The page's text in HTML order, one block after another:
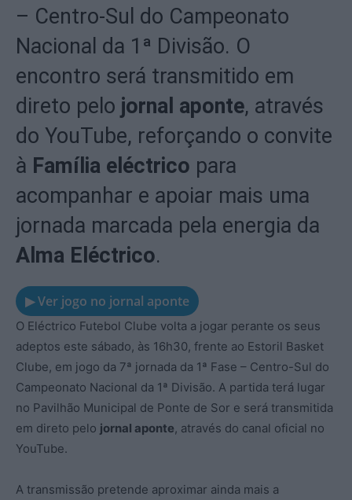
– Centro-Sul do Campeonato
Nacional da 1ª Divisão. O
encontro será transmitido em
direto pelo jornal aponte, através
do YouTube, reforçando o convite
à Família eléctrico para
acompanhar e apoiar mais uma
jornada marcada pela energia da
Alma Eléctrico.
▶ Ver jogo no jornal aponte
O Eléctrico Futebol Clube volta a jogar perante os seus
adeptos este sábado, às 16h30, frente ao Estoril Basket
Clube, em jogo da 7ª jornada da 1ª Fase – Centro-Sul do
Campeonato Nacional da 1ª Divisão. A partida terá lugar
no Pavilhão Municipal de Ponte de Sor e será transmitida
em direto pelo jornal aponte, através do canal oficial no
YouTube.
A transmissão pretende aproximar ainda mais a